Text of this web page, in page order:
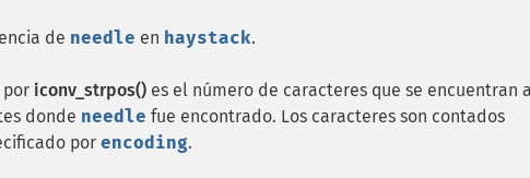
de needle en haystack.
iconv_strpos() es el número de caracteres que se encuentran
donde needle fue encontrado. Los caracteres son contados
por encoding.